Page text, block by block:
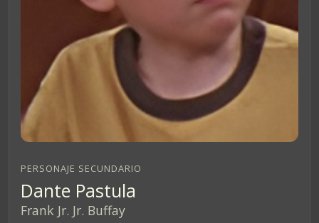
PERSONAJE SECUNDARIO
Dante Pastula
Frank Jr. Jr. Buffay